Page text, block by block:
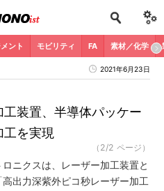
ント モビリティ FA 素材／化学
2021年6月23日
装置、半導体パッケー
工を実現
（2/2 ページ）
ニクスは、レーザー加工装置と
出力深紫外ピコ秒レーザー加工